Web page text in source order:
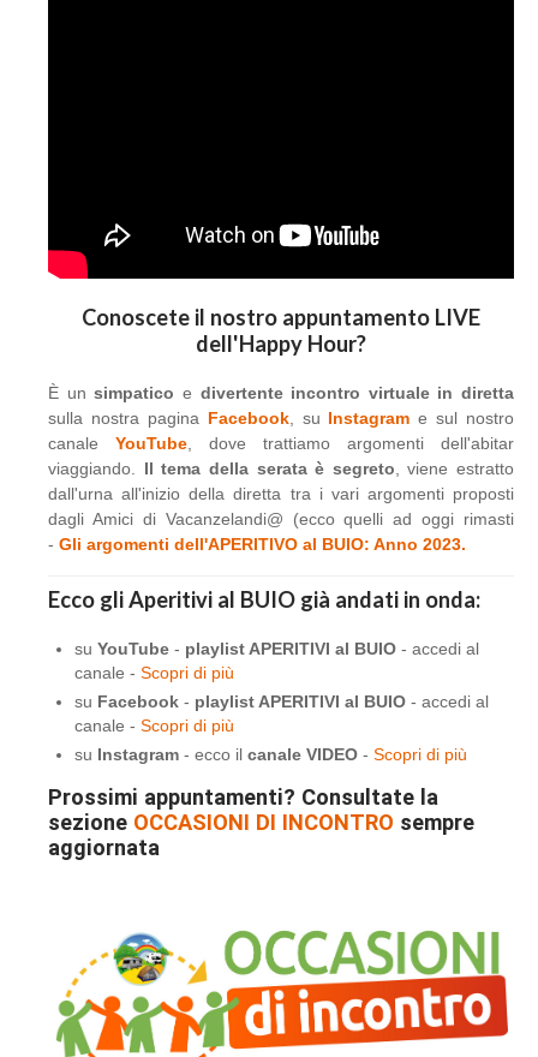
Conoscete il nostro appuntamento LIVE
dell'Happy Hour?
È un simpatico e divertente incontro virtuale in diretta
sulla nostra pagina Facebook, su Instagram e sul nostro
canale YouTube , dove trattiamo argomenti dell'abitar
viaggiando.
Il tema della serata è segreto , viene estratto
dall'urna all'inizio della diretta tra i vari argomenti proposti
dagli Amici di Vacanzelandi@ (ecco quelli ad oggi rimasti
- Gli argomenti dell'APERITIVO al BUIO: Anno 2023.
Ecco gli Aperitivi al BUIO già andati in onda:
suYouTube - playlist APERITIVI al BUIO - accedi al
canale -Scopri di più
su Facebook - playlist APERITIVI al BUIO - accedi al
canale -Scopri di più
su Instagram - ecco ilcanale VIDEO - Scopri di più
Prossimi appuntamenti? Consultate la
sezione OCCASIONI DI INCONTRO sempre
aggiornata